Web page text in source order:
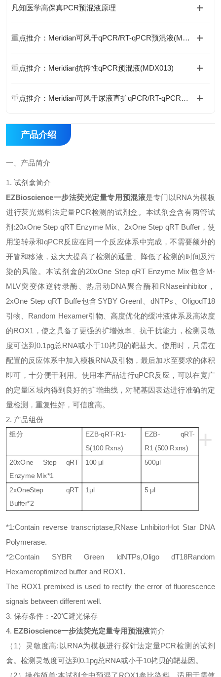
凡知医学高保真PCR预混液原理
重点推介：Meridian可风干qPCR/RT-qPCR预混液(MDX082/MDX095)
重点推介：Meridian抗抑性qPCR预混液(MDX013)
重点推介：Meridian可风干尿液直扩qPCR/RT-qPCR预混液(MDX150/MDX151)
产品介绍
一、 产品简介
1. 试剂盒简介
EZBioscience一步法荧光定量专用预混液是专门以RNA为模板
进行荧光燃料法定量PCR检测的试剂盒。本试剂盒含有两管试
剂 :20xOne Step qRT Enzyme Mix 2xOne Step qRT Buffer，使
用逆转录和qPCR反应在同一个反应体系中完成，不需要额外的
开管和移液，这大大提高了检测的通量、降低了检测的时间及污
染的风险。本试剂盒的20xOne Step qRT Enzyme Mix包含M-
MLV突变体逆转录酶、热启动DNA聚合酶和 RNaseinhibitor，
2xOne Step qRT Buffe包含 SYBY GreenI 、dNTPs 、OligodT18
引物、 Random Hexamer引物、高度优化的缓冲液体系及高浓度
的ROX1 ，使之具备了更强的扩增效率、抗干扰能力，检测灵敏
度可达到 0.1pg总 RNA或小于10拷贝的靶基大。使用时，只需在
配置的反应体系中加入模板RNA及引物，最后加水至要求的体积
即可，十分便干利用。使用本产品进行qPCR反应，可以在宽广
的定量区域内得到良好的扩增曲线，对靶基因表达进行准确的定
量检测，重复性好，可信度高。
2. 产品组份
+
组分
EZB-qRT-R1-
S(100 Rxns)
EZB- qRT-
R1 (500 Rxns)
20xOne Step qRT
Enzyme Mix*1
100 μl 500μl
2xOneStep qRT
Buffer*2
1μl 5 μl
*1:Contain reverse transcriptase,RNase LnhibitorHot Star DNA
Polymerase.
*2:Contain SYBR Green ldNTPs,Oligo dT18Random
Hexameroptimized buffer and ROX1.
The ROX1 premixed is used to rectify the error of fluorescence
signals between different well.
3. 保存条件 ： -20℃避光保存
4. EZBioscience一步法荧光定量专用预混液简介
（ 1 ） 灵敏度高: 以 RNA为模板进行探针法定量PCR检测的试剂
盒。检测灵敏度可达到 0.1pg总RNA或小干10拷贝的靶基因。
（2）操作简单:本试剂盒中预混了 ROX1参比染料，适用于需使